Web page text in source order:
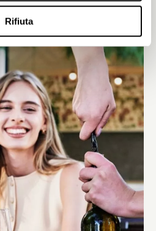
Rifiuta